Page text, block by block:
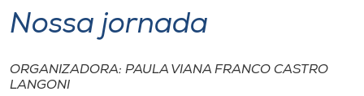
CPA
Nossa jornada
ORGANIZADORA: PAULA VIANA FRANCO CASTRO
LANGONI